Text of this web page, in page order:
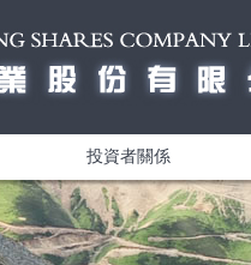
投資者關係